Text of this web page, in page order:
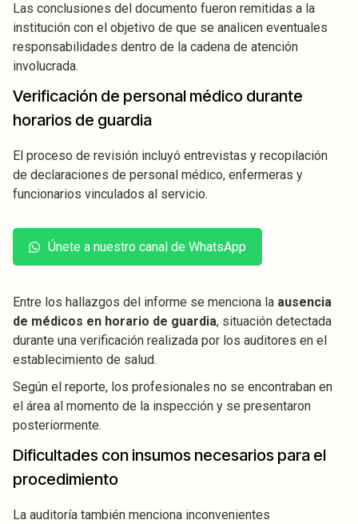
Las conclusiones del documento fueron remitidas a la
institución con el objetivo de que se analicen eventuales
responsabilidades dentro de la cadena de atención
involucrada.
Verificación de personal médico durante
horarios de guardia
El proceso de revisión incluyó entrevistas y recopilación
de declaraciones de personal médico, enfermeras y
funcionarios vinculados al servicio.
Únete a nuestro canal de WhatsApp
Entre los hallazgos del informe se menciona la ausencia
de médicos en horario de guardia, situación detectada
durante una verificación realizada por los auditores en el
establecimiento de salud.
Según el reporte, los profesionales no se encontraban en
el área al momento de la inspección y se presentaron
posteriormente.
Dificultades con insumos necesarios para el
procedimiento
La auditoría también menciona inconvenientes